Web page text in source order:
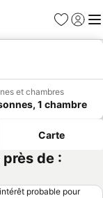
Favoris
Se
et chambres
1 chambre
Carte
de :
probable pour